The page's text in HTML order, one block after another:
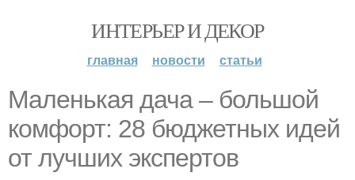
ИНТЕРЬЕР И ДЕКОР
главная новости статьи
Маленькая дача – большой
комфорт: 28 бюджетных идей
от лучших экспертов